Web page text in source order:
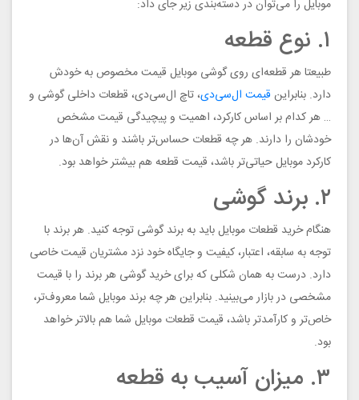
موبایل را می‌توان در دسته‌بندی زیر جای داد:
۱. نوع قطعه
طبیعتا هر قطعه‌ای روی گوشی موبایل قیمت مخصوص به خودش
دارد. بنابراین قیمت ال‌سی‌دی، تاچ ال‌سی‌دی، قطعات داخلی گوشی و
… هر کدام بر اساس کارکرد، اهمیت و پیچیدگی قیمت مشخص
خودشان را دارند. هر چه قطعات حساس‌تر باشند و نقش آن‌ها در
کارکرد موبایل حیاتی‌تر باشد، قیمت قطعه هم بیشتر خواهد بود.
۲. برند گوشی
هنگام خرید قطعات موبایل باید به برند گوشی توجه کنید. هر برند با
توجه به سابقه، اعتبار، کیفیت و جایگاه خود نزد مشتریان قیمت خاصی
دارد. درست به همان شکلی که برای خرید گوشی هر برند را با قیمت
مشخصی در بازار می‌بینید. بنابراین هر چه برند موبایل شما معروف‌تر،
خاص‌تر و کارآمدتر باشد، قیمت قطعات موبایل شما هم بالاتر خواهد
بود.
۳. میزان آسیب به قطعه